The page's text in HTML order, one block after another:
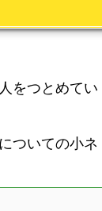
をつとめてい
ついての小ネ